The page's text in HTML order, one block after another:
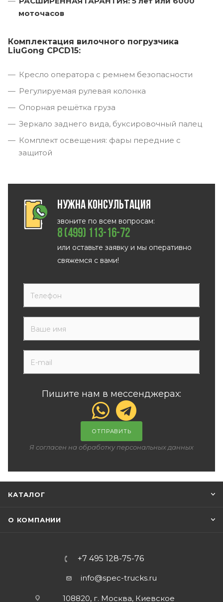
моточасов
Комплектация вилочного погрузчика
LiuGong CPCD15:
Кресло оператора с ремнем безопасности
Регулируемая рулевая колонка
Опорная решётка груза
Зеркало заднего вида, буксировочный палец
Комплект освещения: фары передние с
защитой
Нужна консультация
звоните по всем вопросам:
8 (499) 113-16-72
или оставьте заявку и мы оперативно
свяжемся с вами!
Пишите нам в мессенджерах:
ОТПРАВИТЬ
Я согласен на обработку персональных данных
КАТАЛОГ
О КОМПАНИИ
+7 495 128-75-76
info@spec-trucks.ru
108820, г. Москва, Киевское